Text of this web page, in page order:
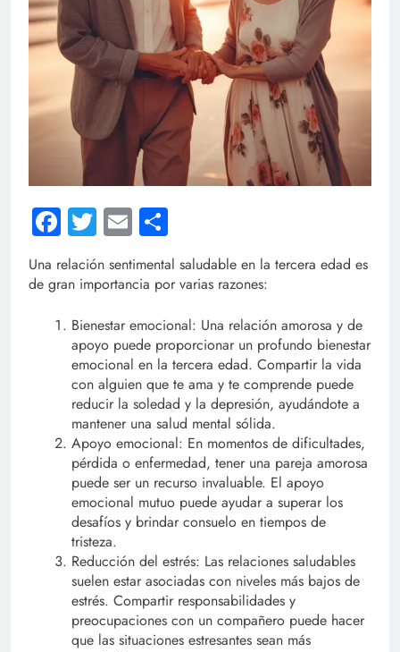
Facebook
Twitter
Email
Una relación sentimental saludable en la tercera edad es
de gran importancia por varias razones:
Bienestar emocional: Una relación amorosa y de
apoyo puede proporcionar un profundo bienestar
emocional en la tercera edad. Compartir la vida
con alguien que te ama y te comprende puede
reducir la soledad y la depresión, ayudándote a
mantener una salud mental sólida.
Apoyo emocional: En momentos de dificultades,
pérdida o enfermedad, tener una pareja amorosa
puede ser un recurso invaluable. El apoyo
emocional mutuo puede ayudar a superar los
desafíos y brindar consuelo en tiempos de
tristeza.
Reducción del estrés: Las relaciones saludables
suelen estar asociadas con niveles más bajos de
estrés. Compartir responsabilidades y
preocupaciones con un compañero puede hacer
que las situaciones estresantes sean más